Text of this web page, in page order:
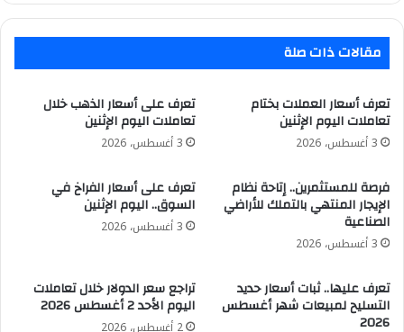
مقالات ذات صلة
تعرف أسعار العملات بختام
تعاملات اليوم الإثنين
3 أغسطس، 2026
تعرف على أسعار الذهب خلال
تعاملات اليوم الإثنين
3 أغسطس، 2026
فرصة للمستثمرين.. إتاحة نظام
الإيجار المنتهي بالتملك للأراضي
الصناعية
3 أغسطس، 2026
تعرف على أسعار الفراخ في
السوق.. اليوم الإثنين
3 أغسطس، 2026
تعرف عليها.. ثبات أسعار حديد
التسليح لمبيعات شهر أغسطس
2026
تراجع سعر الدولار خلال تعاملات
اليوم الأحد 2 أغسطس 2026
2 أغسطس، 2026